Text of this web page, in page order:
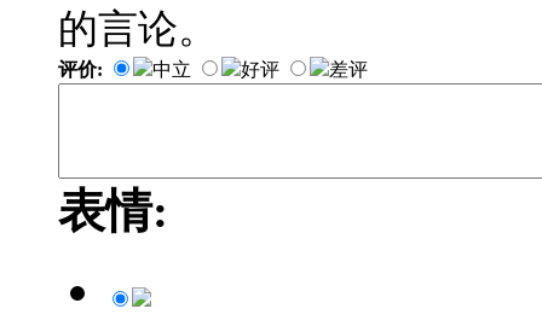
的言论。
评价: 中立 好评 差评
表情: